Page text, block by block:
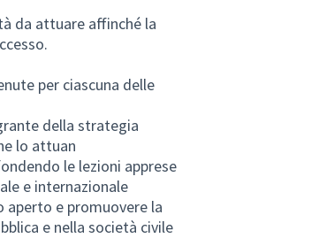
da attuare affinché la
per ciascuna delle
della strategia
lo attuan
le lezioni apprese
e internazionale
aperto e promuovere la
e nella società civile